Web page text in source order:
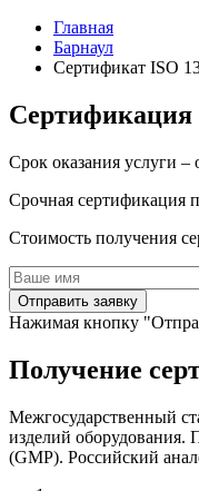
Главная
Барнаул
Сертификат ISO
Сертификация
Срок оказания услуги –
Срочная сертификация
Стоимость получения
Нажимая кнопку
Получение
Межгосударственный
изделий оборудования.
(GMP). Российский